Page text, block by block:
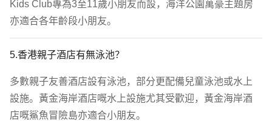
Kids Club專為3至11歲小朋友而設，海洋公園萬豪主題房
亦適合各年齡段小朋友。
5.香港親子酒店有無泳池？
多數親子友善酒店設有泳池，部分更配備兒童泳池或水上
設施。黃金海岸酒店嘅水上設施尤其受歡迎，黃金海岸酒
店嘅鯊魚冒險島亦適合小朋友。